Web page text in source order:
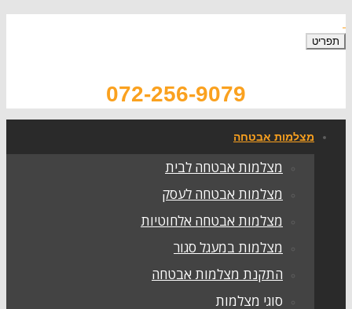
תפריט
072-256-9079
מצלמות אבטחה
מצלמות אבטחה לבית
מצלמות אבטחה לעסק
מצלמות אבטחה אלחוטיות
מצלמות במעגל סגור
התקנת מצלמות אבטחה
סוגי מצלמות